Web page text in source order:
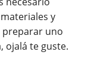
y
preparar uno
ojalá te guste.